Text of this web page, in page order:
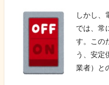
しかし、
では、常
す。この
う、安定
業者）と